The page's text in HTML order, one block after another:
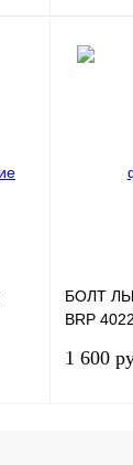
В
БОЛТ
BRP
1 600